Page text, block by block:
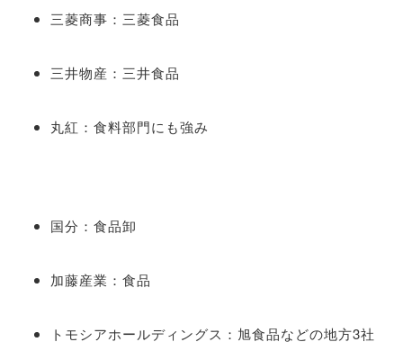
三菱商事：三菱食品
三井物産：三井食品
丸紅：食料部門にも強み
国分：食品卸
加藤産業：食品
トモシアホールディングス：旭食品などの地方3社